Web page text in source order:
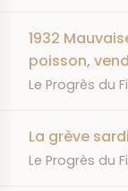
1932
poisson,
JOURNAL
Le Progrès du
La grève
JOURNAL
Le Progrès du